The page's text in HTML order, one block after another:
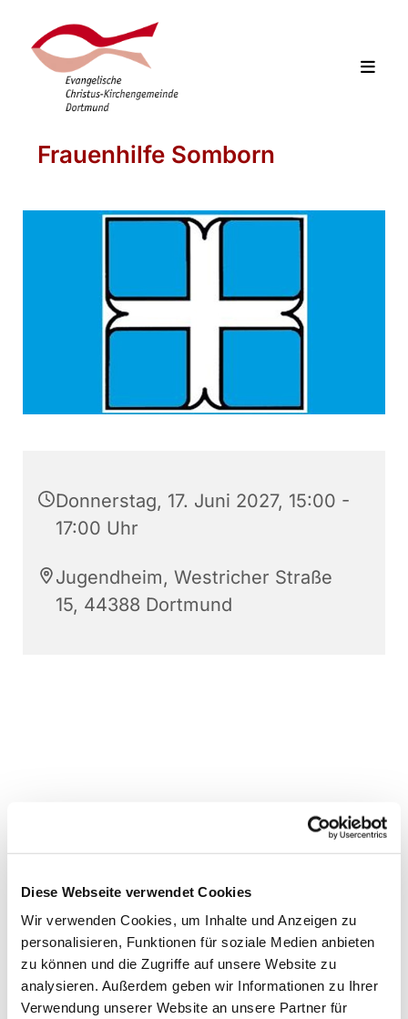
Diese Webseite verwendet Cookies
Wir verwenden Cookies, um Inhalte und Anzeigen zu
personalisieren, Funktionen für soziale Medien anbieten
zu können und die Zugriffe auf unsere Website zu
analysieren. Außerdem geben wir Informationen zu Ihrer
Verwendung unserer Website an unsere Partner für
Frauenhilfe Somborn
Donnerstag, 17. Juni 2027, 15:00 -
17:00 Uhr
Jugendheim, Westricher Straße
15, 44388 Dortmund